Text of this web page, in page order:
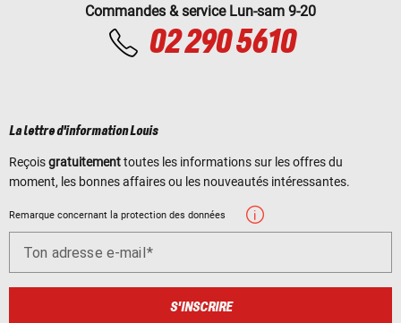
Commandes & service Lun-sam 9-20
02 290 5610
La lettre d'information Louis
Reçoisgratuitementtoutes les informations sur les offres du
moment, les bonnes affaires ou les nouveautés intéressantes.
Remarque concernant la protection des données
Ton adresse e-mail
S'INSCRIRE